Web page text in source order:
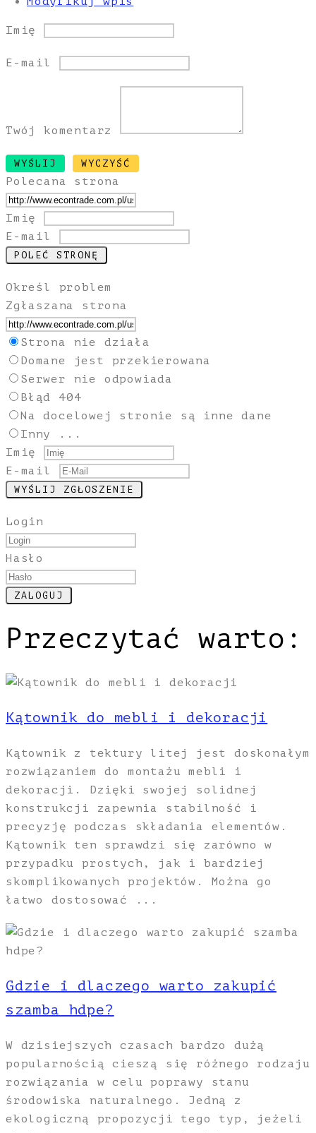
Imię
E-mail
Twój komentarz
Polecana strona
Imię
E-mail
Określ problem
Zgłaszana strona
Strona nie działa
Domane jest przekierowana
Serwer nie odpowiada
Błąd 404
Na docelowej stronie są inne dane
Inny ...
Imię
E-mail
Login
Hasło
Przeczytać warto:
Kątownik do mebli i dekoracji
Kątownik z tektury litej jest doskonałym
rozwiązaniem do montażu mebli i
dekoracji. Dzięki swojej solidnej
konstrukcji zapewnia stabilność i
precyzję podczas składania elementów.
Kątownik ten sprawdzi się zarówno w
przypadku prostych, jak i bardziej
skomplikowanych projektów. Można go
łatwo dostosować ...
Gdzie i dlaczego warto zakupić
szamba hdpe?
W dzisiejszych czasach bardzo dużą
popularnością cieszą się różnego rodzaju
rozwiązania w celu poprawy stanu
środowiska naturalnego. Jedną z
ekologiczną propozycji tego typ, jeżeli